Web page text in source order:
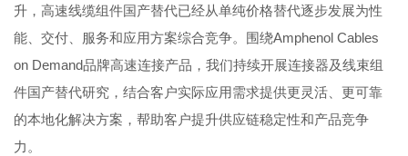
升，高速线缆组件国产替代已经从单纯价格替代逐步发展为性
能、交付、服务和应用方案综合竞争。围绕Amphenol Cables
on Demand品牌高速连接产品，我们持续开展连接器及线束组
件国产替代研究，结合客户实际应用需求提供更灵活、更可靠
的本地化解决方案，帮助客户提升供应链稳定性和产品竞争
力。